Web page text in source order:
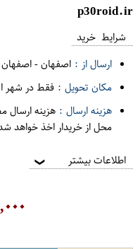
p30roid.ir
شرایط خرید
ارسال از : اصفهان-اصفهان
مکان تحویل : فقط در شهر
هزینه ارسال : هزینه ارسال
محل از خریدار اخذ خواهد
اطلاعات بیشتر ❯